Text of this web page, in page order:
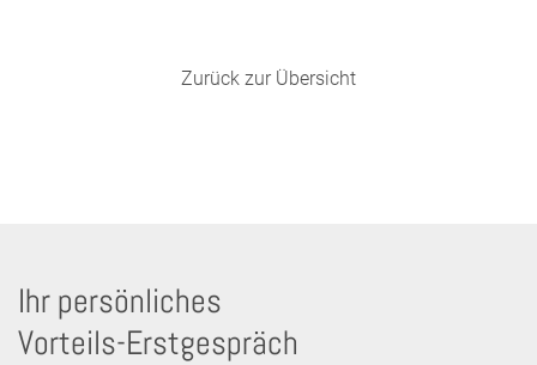
Zurück zur Übersicht
Ihr persönliches
Vorteils-Erstgespräch